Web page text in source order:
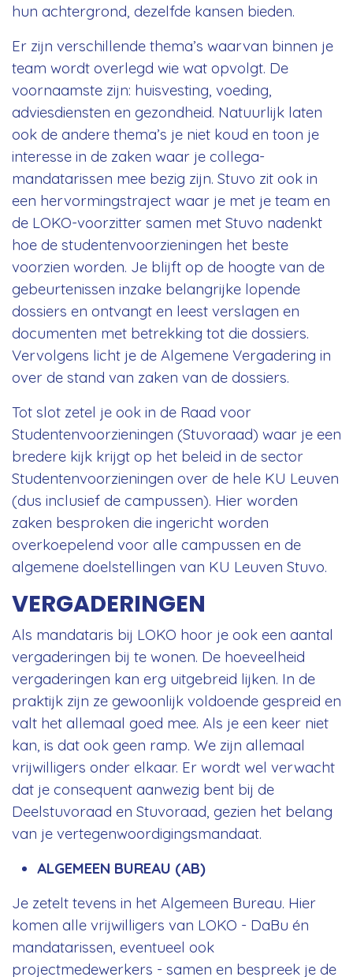
hun achtergrond, dezelfde kansen bieden.
Er zijn verschillende thema’s waarvan binnen je
team wordt overlegd wie wat opvolgt. De
voornaamste zijn: huisvesting, voeding,
adviesdiensten en gezondheid. Natuurlijk laten
ook de andere thema’s je niet koud en toon je
interesse in de zaken waar je collega-
mandatarissen mee bezig zijn. Stuvo zit ook in
een hervormingstraject waar je met je team en
de LOKO-voorzitter samen met Stuvo nadenkt
hoe de studentenvoorzieningen het beste
voorzien worden. Je blijft op de hoogte van de
gebeurtenissen inzake belangrijke lopende
dossiers en ontvangt en leest verslagen en
documenten met betrekking tot die dossiers.
Vervolgens licht je de Algemene Vergadering in
over de stand van zaken van de dossiers.
Tot slot zetel je ook in de Raad voor
Studentenvoorzieningen (Stuvoraad) waar je een
bredere kijk krijgt op het beleid in de sector
Studentenvoorzieningen over de hele KU Leuven
(dus inclusief de campussen). Hier worden
zaken besproken die ingericht worden
overkoepelend voor alle campussen en de
algemene doelstellingen van KU Leuven Stuvo.
VERGADERINGEN
Als mandataris bij LOKO hoor je ook een aantal
vergaderingen bij te wonen. De hoeveelheid
vergaderingen kan erg uitgebreid lijken. In de
praktijk zijn ze gewoonlijk voldoende gespreid en
valt het allemaal goed mee. Als je een keer niet
kan, is dat ook geen ramp. We zijn allemaal
vrijwilligers onder elkaar. Er wordt wel verwacht
dat je consequent aanwezig bent bij de
Deelstuvoraad en Stuvoraad, gezien het belang
van je vertegenwoordigingsmandaat.
ALGEMEEN BUREAU (AB)
Je zetelt tevens in het Algemeen Bureau. Hier
komen alle vrijwilligers van LOKO - DaBu én
mandatarissen, eventueel ook
projectmedewerkers - samen en bespreek je de